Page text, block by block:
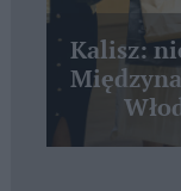
Kalisz: